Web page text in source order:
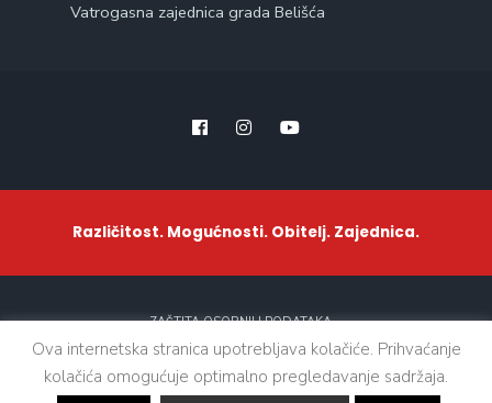
Vatrogasna zajednica grada Belišća
Različitost. Mogućnosti. Obitelj. Zajednica.
ZAŠTITA OSOBNIH PODATAKA
Sva prava zadržana. © 2021 - Grad Belišće
Ova internetska stranica upotrebljava kolačiće. Prihvaćanje
kolačića omogućuje optimalno pregledavanje sadržaja.